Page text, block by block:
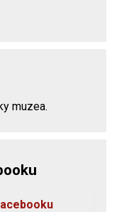
muzea.